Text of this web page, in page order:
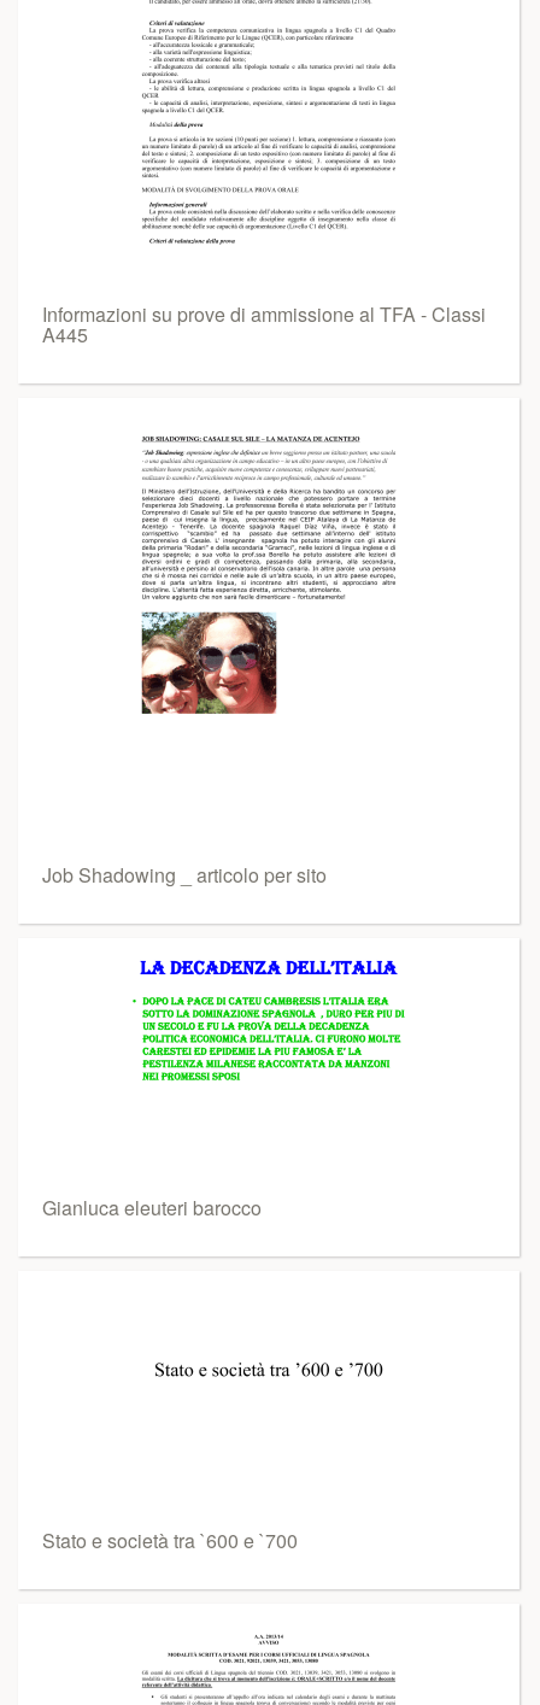
Informazioni su prove di ammissione al TFA - Classi
A445
Job Shadowing _ articolo per sito
Gianluca eleuteri barocco
Stato e società tra `600 e `700